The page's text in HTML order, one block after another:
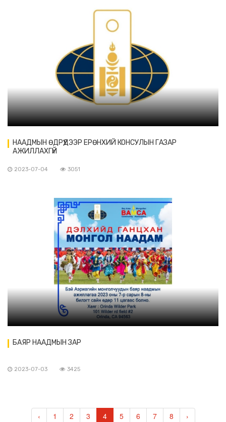
НААДМЫН ӨДРҮҮДЭЭР ЕРӨНХИЙ КОНСУЛЫН ГАЗАР
АЖИЛЛАХГҮЙ
2023-07-04 3051
БАЯР НААДМЫН ЗАР
2023-07-03 3425
‹ 1 2 3 4 5 6 7 8 ›